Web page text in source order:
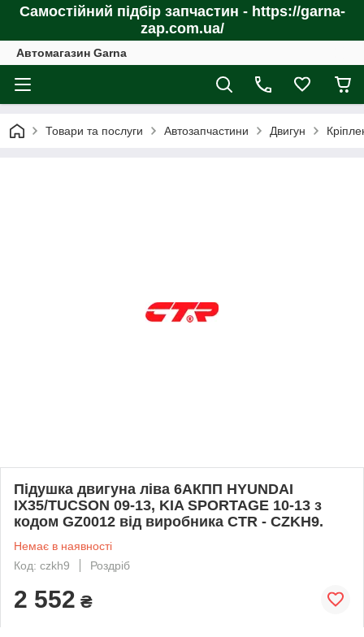
Самостійний підбір запчастин - https://garna-
zap.com.ua/
Автомагазин Garna
Товари та послуги Автозапчастини Двигун
Підушка двигуна ліва 6АКПП HYUNDAI
IX35/TUCSON 09-13, KIA SPORTAGE 10-13 з
кодом GZ0012 від виробника CTR - CZKH9.
Немає в наявності
Код: czkh9
Роздріб
2 552 ₴